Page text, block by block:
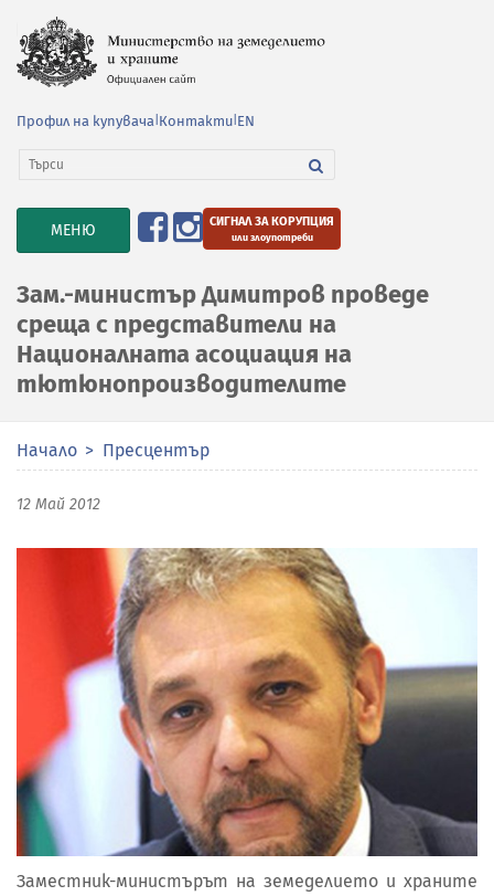
Профил на купувача Контакти EN
TOGGLE
NAVIGATION
МЕНЮ СИГНАЛ ЗА КОРУПЦИЯ
или злоупотреби
Зам.-министър Димитров проведе
среща с представители на
Националната асоциация на
тютюнопроизводителите
Начало Пресцентър
12 Май 2012
Заместник-министърът на земеделието и храните